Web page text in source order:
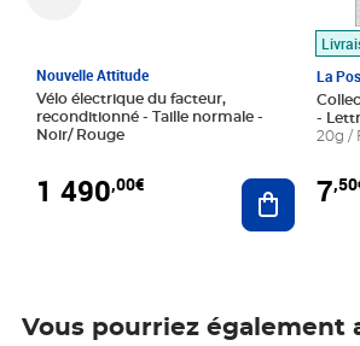
Nouvelle Attitude
Vélo électrique du facteur,
reconditionné - Taille normale -
Noir/ Rouge
1 490,00€ Ajouter
La
-
20g /
7
Vous pourriez également